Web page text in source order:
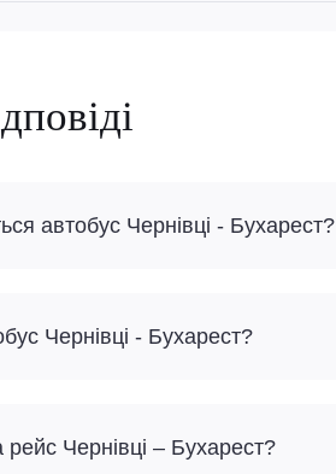
автобус Чернівці - Бухарест?
Чернівці - Бухарест?
рейс Чернівці – Бухарест?